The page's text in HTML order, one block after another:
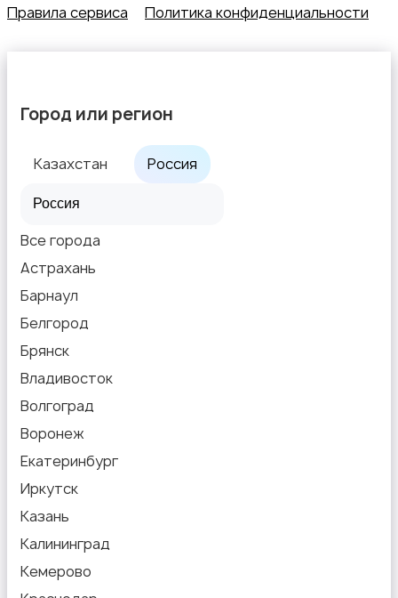
Правила сервиса
Политика конфиденциальности
Город или регион
Казахстан Россия
Все города
Астрахань
Барнаул
Белгород
Брянск
Владивосток
Волгоград
Воронеж
Екатеринбург
Иркутск
Казань
Калининград
Кемерово